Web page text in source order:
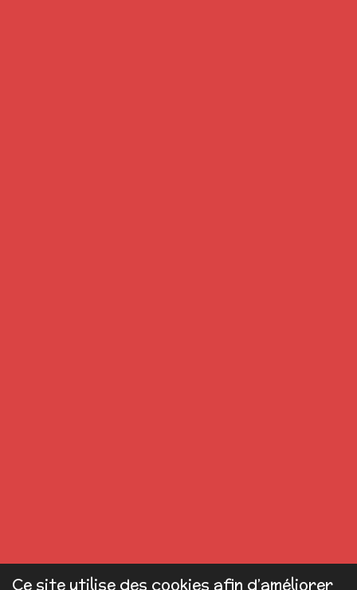
Ce site utilise des cookies afin d’améliorer